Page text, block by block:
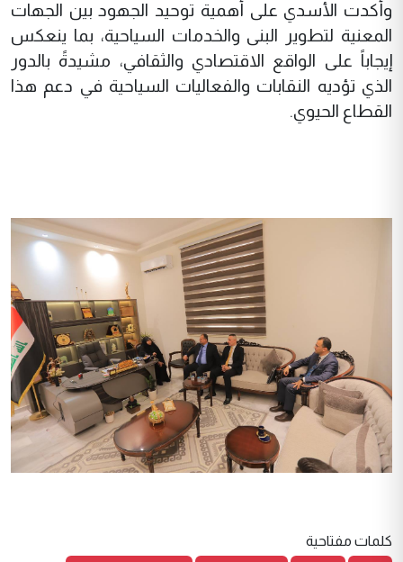
وأكدت الأسدي على أهمية توحيد الجهود بين الجهات
المعنية لتطوير البنى والخدمات السياحية، بما ينعكس
إيجاباً على الواقع الاقتصادي والثقافي، مشيدةً بالدور
الذي تؤديه النقابات والفعاليات السياحية في دعم هذا
القطاع الحيوي.
كلمات مفتاحية